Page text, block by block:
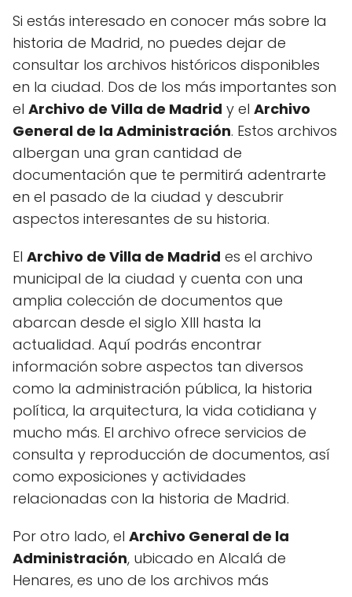
Si estás interesado en conocer más sobre la
historia de Madrid, no puedes dejar de
consultar los archivos históricos disponibles
en la ciudad. Dos de los más importantes son
el Archivo de Villa de Madrid y el Archivo
General de la Administración. Estos archivos
albergan una gran cantidad de
documentación que te permitirá adentrarte
en el pasado de la ciudad y descubrir
aspectos interesantes de su historia.
El Archivo de Villa de Madrid es el archivo
municipal de la ciudad y cuenta con una
amplia colección de documentos que
abarcan desde el siglo XIII hasta la
actualidad. Aquí podrás encontrar
información sobre aspectos tan diversos
como la administración pública, la historia
política, la arquitectura, la vida cotidiana y
mucho más. El archivo ofrece servicios de
consulta y reproducción de documentos, así
como exposiciones y actividades
relacionadas con la historia de Madrid.
Por otro lado, el Archivo General de la
Administración, ubicado en Alcalá de
Henares, es uno de los archivos más